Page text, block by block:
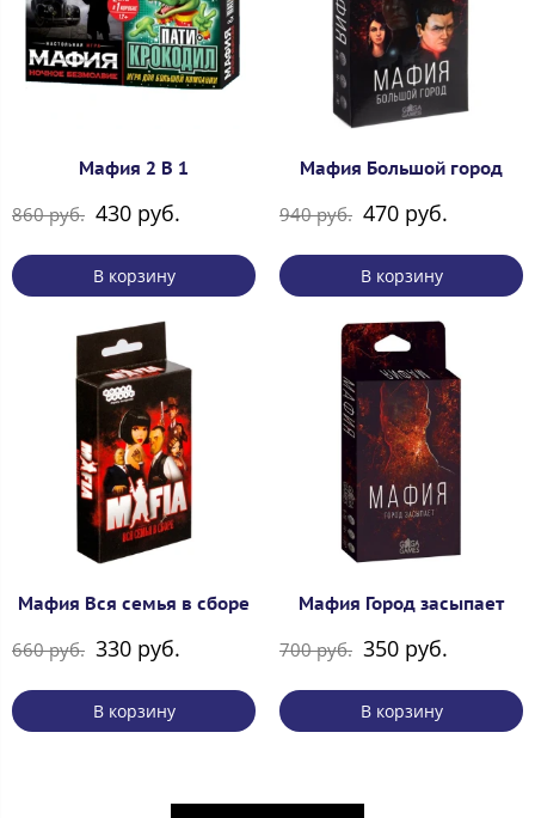
Мафия 2 В 1
860 руб. 430 руб.
В корзину
Мафия Большой город
940 руб. 470 руб.
В корзину
Мафия Вся семья в сборе
660 руб. 330 руб.
В корзину
Мафия Город засыпает
700 руб. 350 руб.
В корзину